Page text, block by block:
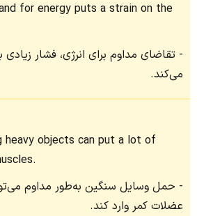
for energy puts a strain on the
تقاضای مداوم برای انرژی، فشار
می‌کند.
heavy objects can put a lot of
حمل وسایل سنگین به‌طور مداوم
عضلات کمر وارد کند.